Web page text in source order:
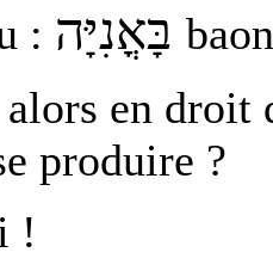
: בָּאֳנִיָּה
en droit
produire ?
!